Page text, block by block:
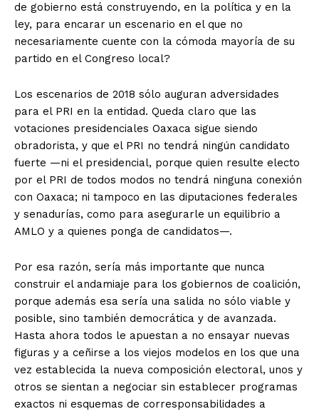
de gobierno está construyendo, en la política y en la
ley, para encarar un escenario en el que no
necesariamente cuente con la cómoda mayoría de su
partido en el Congreso local?
Los escenarios de 2018 sólo auguran adversidades
para el PRI en la entidad. Queda claro que las
votaciones presidenciales Oaxaca sigue siendo
obradorista, y que el PRI no tendrá ningún candidato
fuerte —ni el presidencial, porque quien resulte electo
por el PRI de todos modos no tendrá ninguna conexión
con Oaxaca; ni tampoco en las diputaciones federales
y senadurías, como para asegurarle un equilibrio a
AMLO y a quienes ponga de candidatos—.
Por esa razón, sería más importante que nunca
construir el andamiaje para los gobiernos de coalición,
porque además esa sería una salida no sólo viable y
posible, sino también democrática y de avanzada.
Hasta ahora todos le apuestan a no ensayar nuevas
figuras y a ceñirse a los viejos modelos en los que una
vez establecida la nueva composición electoral, unos y
otros se sientan a negociar sin establecer programas
exactos ni esquemas de corresponsabilidades a